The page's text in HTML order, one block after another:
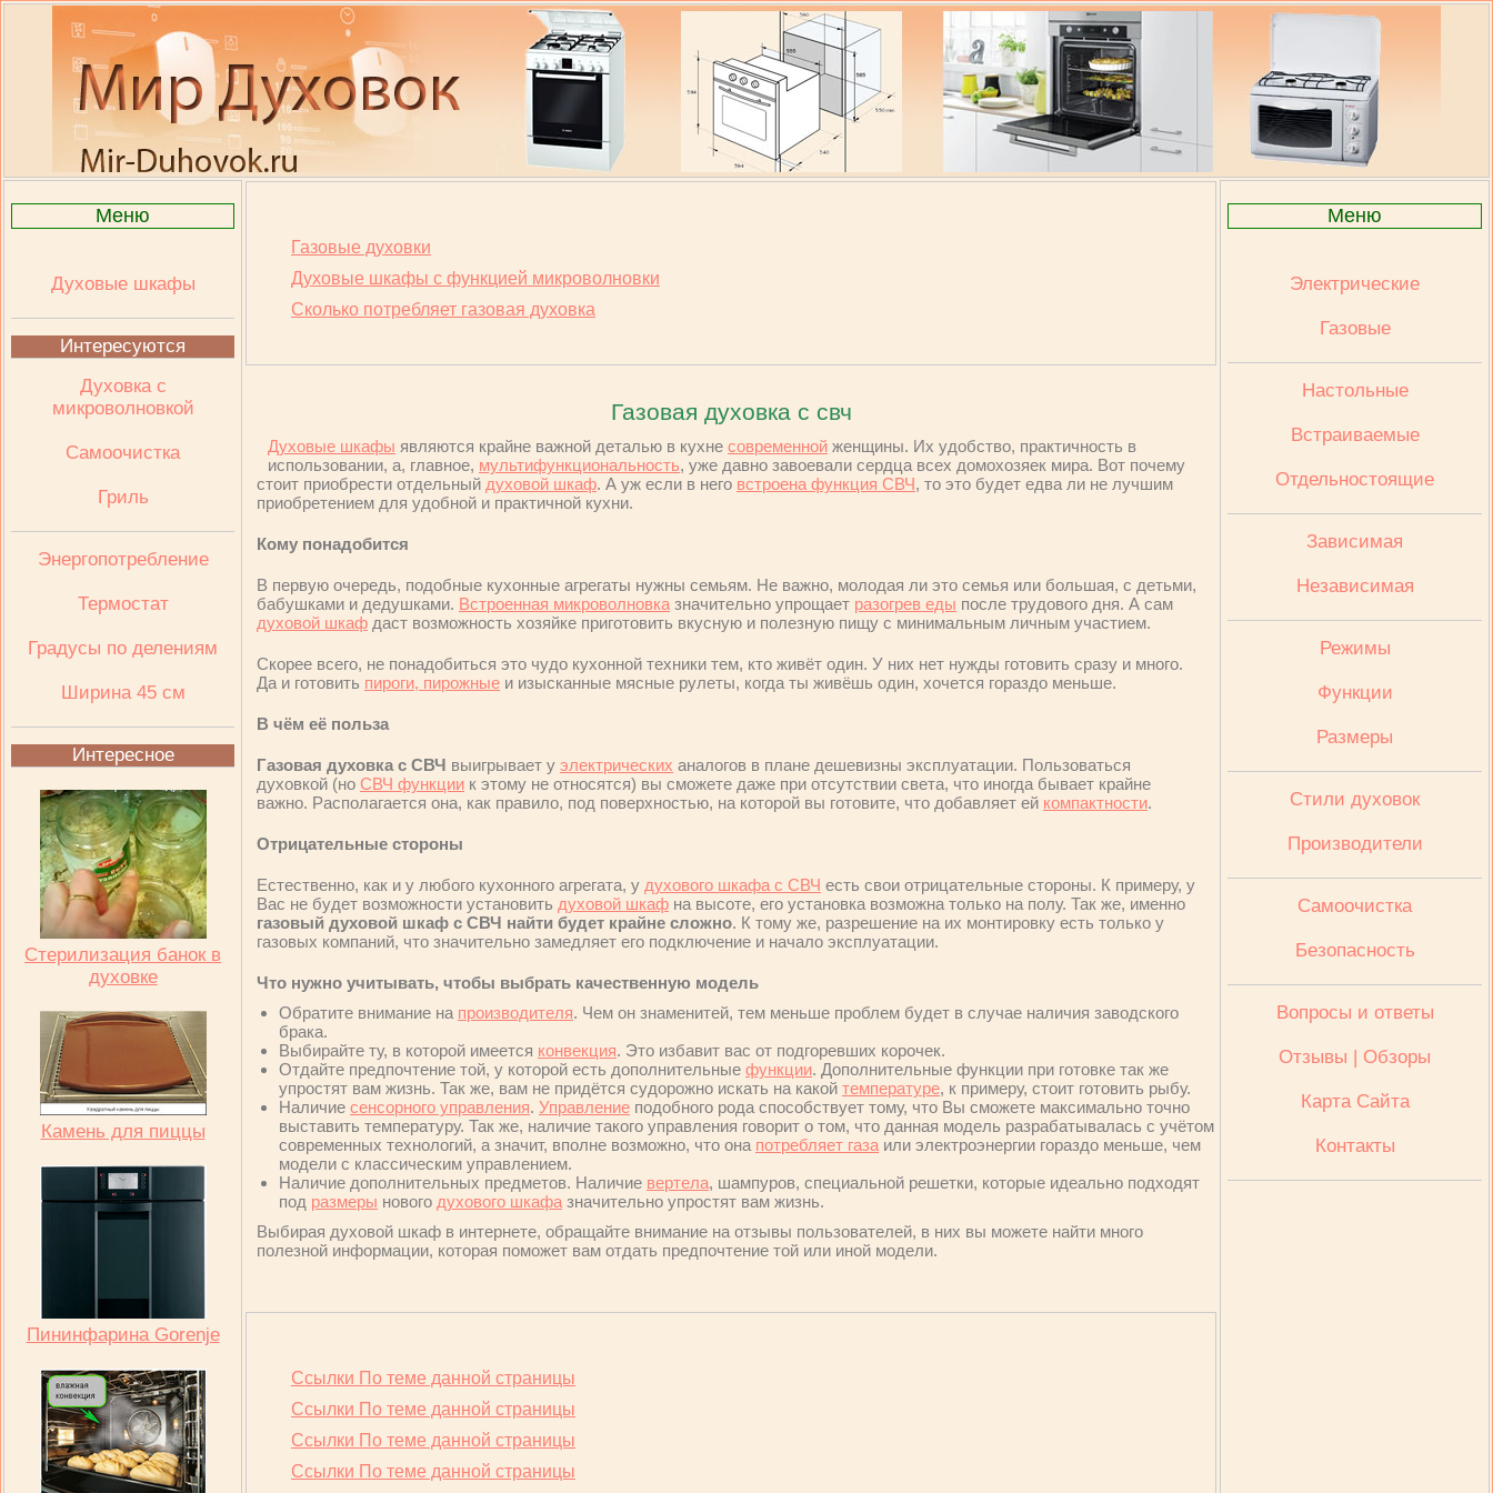
Меню
Духовые шкафы
Интересуются
Духовка с
микроволновкой
Самоочистка
Гриль
Энергопотребление
Термостат
Градусы по делениям
Ширина 45 см
Интересное
Стерилизация банок в
духовке
Камень для пиццы
Пининфарина Gorenje
Газовые духовки
Духовые шкафы с функцией микроволновки
Сколько потребляет газовая духовка
Газовая духовка с свч
Духовые шкафы являются крайне важной деталью в кухне современной женщины. Их удобство, практичность в
использовании, а, главное, мультифункциональность, уже давно завоевали сердца всех домохозяек мира. Вот почему
стоит приобрести отдельный духовой шкаф. А уж если в него встроена функция СВЧ, то это будет едва ли не лучшим
приобретением для удобной и практичной кухни.
Кому понадобится
В первую очередь, подобные кухонные агрегаты нужны семьям. Не важно, молодая ли это семья или большая, с детьми,
бабушками и дедушками. Встроенная микроволновка значительно упрощает разогрев еды после трудового дня. А сам
духовой шкаф даст возможность хозяйке приготовить вкусную и полезную пищу с минимальным личным участием.
Скорее всего, не понадобиться это чудо кухонной техники тем, кто живёт один. У них нет нужды готовить сразу и много.
Да и готовить пироги, пирожные и изысканные мясные рулеты, когда ты живёшь один, хочется гораздо меньше.
В чём её польза
Газовая духовка с СВЧ выигрывает у электрических аналогов в плане дешевизны эксплуатации. Пользоваться
духовкой (но СВЧ функции к этому не относятся) вы сможете даже при отсутствии света, что иногда бывает крайне
важно. Располагается она, как правило, под поверхностью, на которой вы готовите, что добавляет ей компактности.
Отрицательные стороны
Естественно, как и у любого кухонного агрегата, у духового шкафа с СВЧ есть свои отрицательные стороны. К примеру, у
Вас не будет возможности установить духовой шкаф на высоте, его установка возможна только на полу. Так же, именно
газовый духовой шкаф с СВЧ найти будет крайне сложно. К тому же, разрешение на их монтировку есть только у
газовых компаний, что значительно замедляет его подключение и начало эксплуатации.
Что нужно учитывать, чтобы выбрать качественную модель
Обратите внимание на производителя. Чем он знаменитей, тем меньше проблем будет в случае наличия заводского
брака.
Выбирайте ту, в которой имеется конвекция. Это избавит вас от подгоревших корочек.
Отдайте предпочтение той, у которой есть дополнительные функции. Дополнительные функции при готовке так же
упростят вам жизнь. Так же, вам не придётся судорожно искать на какой температуре, к примеру, стоит готовить рыбу.
Наличие сенсорного управления. Управление подобного рода способствует тому, что Вы сможете максимально точно
выставить температуру. Так же, наличие такого управления говорит о том, что данная модель разрабатывалась с учётом
современных технологий, а значит, вполне возможно, что она потребляет газа или электроэнергии гораздо меньше, чем
модели с классическим управлением.
Наличие дополнительных предметов. Наличие вертела, шампуров, специальной решетки, которые идеально подходят
под размеры нового духового шкафа значительно упростят вам жизнь.
Выбирая духовой шкаф в интернете, обращайте внимание на отзывы пользователей, в них вы можете найти много
полезной информации, которая поможет вам отдать предпочтение той или иной модели.
Ссылки По теме данной страницы
Ссылки По теме данной страницы
Ссылки По теме данной страницы
Ссылки По теме данной страницы
Меню
Электрические
Газовые
Настольные
Встраиваемые
Отдельностоящие
Зависимая
Независимая
Режимы
Функции
Размеры
Стили духовок
Производители
Cамоочистка
Безопасность
Вопросы и ответы
Отзывы | Обзоры
Карта Сайта
Контакты